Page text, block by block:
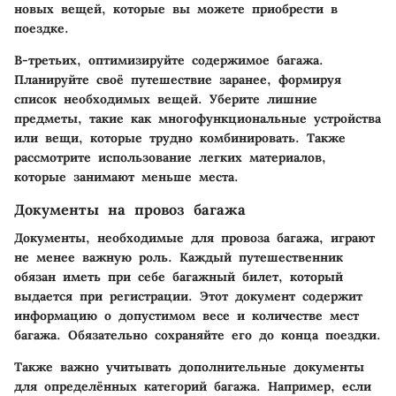
новых вещей, которые вы можете приобрести в
поездке.
В-третьих, оптимизируйте содержимое багажа.
Планируйте своё путешествие заранее, формируя
список необходимых вещей. Уберите лишние
предметы, такие как многофункциональные устройства
или вещи, которые трудно комбинировать. Также
рассмотрите использование легких материалов,
которые занимают меньше места.
Документы на провоз багажа
Документы, необходимые для провоза багажа, играют
не менее важную роль. Каждый путешественник
обязан иметь при себе багажный билет, который
выдается при регистрации. Этот документ содержит
информацию о допустимом весе и количестве мест
багажа. Обязательно сохраняйте его до конца поездки.
Также важно учитывать дополнительные документы
для определённых категорий багажа. Например, если